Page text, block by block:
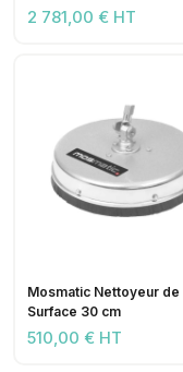
2 781,00 € HT
Mosmatic Nettoyeur de
Surface 30 cm
510,00 € HT